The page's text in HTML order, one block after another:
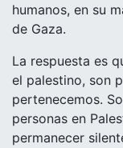
humanos, en su
de Gaza.
La respuesta es
el palestino, son
pertenecemos.
personas en
permanecer